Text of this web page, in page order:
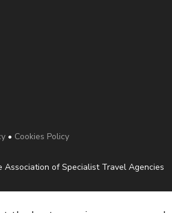
• Cookies Policy
of Specialist Travel Agencies